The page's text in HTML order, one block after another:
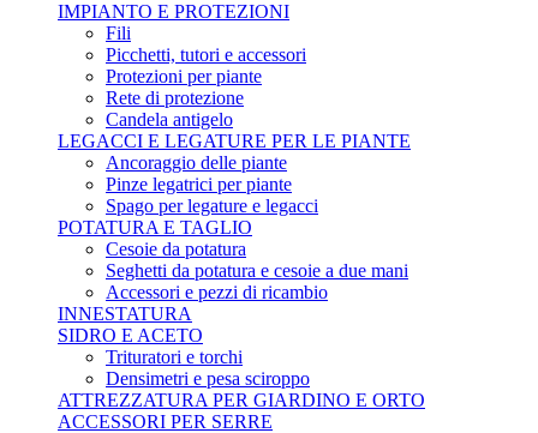
IMPIANTO E PROTEZIONI
Fili
Picchetti, tutori e accessori
Protezioni per piante
Rete di protezione
Candela antigelo
LEGACCI E LEGATURE PER LE PIANTE
Ancoraggio delle piante
Pinze legatrici per piante
Spago per legature e legacci
POTATURA E TAGLIO
Cesoie da potatura
Seghetti da potatura e cesoie a due mani
Accessori e pezzi di ricambio
INNESTATURA
SIDRO E ACETO
Trituratori e torchi
Densimetri e pesa sciroppo
ATTREZZATURA PER GIARDINO E ORTO
ACCESSORI PER SERRE